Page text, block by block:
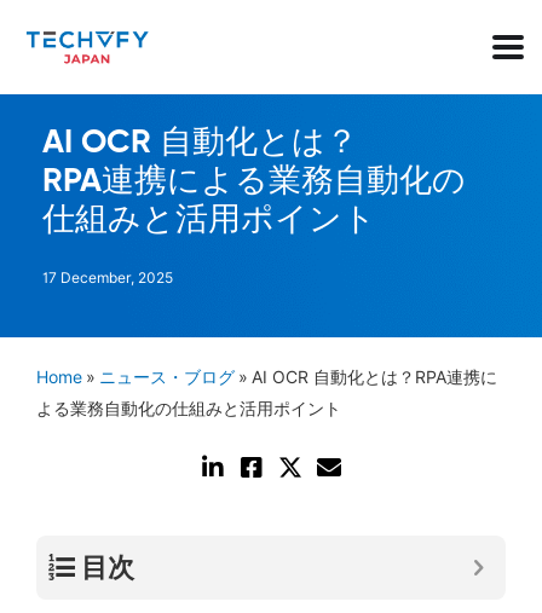
AI OCR 自動化とは？
RPA連携による業務自動化の
仕組みと活用ポイント
17 December, 2025
Home » ニュース・ブログ » AI OCR 自動化とは？RPA連携に
よる業務自動化の仕組みと活用ポイント
目次